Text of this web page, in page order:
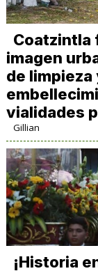
Coatzintla
imagen
de limpieza
vialidades
Gillian
​¡Historia